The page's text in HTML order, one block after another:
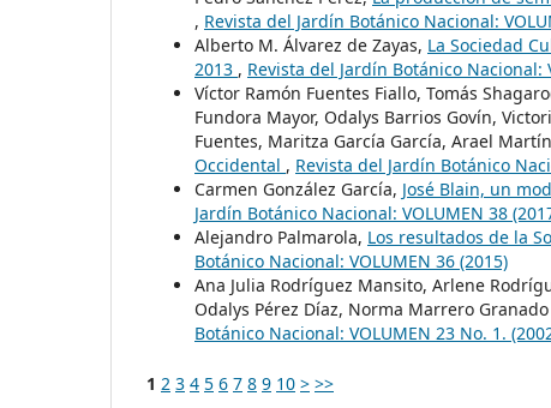
, Revista del Jardín Botánico Nacional:
Alberto M. Álvarez de Zayas, La Sociedad
2013 , Revista del Jardín Botánico Nacional:
Víctor Ramón Fuentes Fiallo, Tomás
Fundora Mayor, Odalys Barrios Govín,
Fuentes, Maritza García García, Arael
Occidental , Revista del Jardín Botánico
Carmen González García, José Blain, un
Jardín Botánico Nacional: VOLUMEN 38
Alejandro Palmarola, Los resultados de la
Botánico Nacional: VOLUMEN 36 (2015)
Ana Julia Rodríguez Mansito, Arlene
Odalys Pérez Díaz, Norma Marrero Granado
Botánico Nacional: VOLUMEN 23 No. 1.
1 2 3 4 5 6 7 8 9 10 > >>